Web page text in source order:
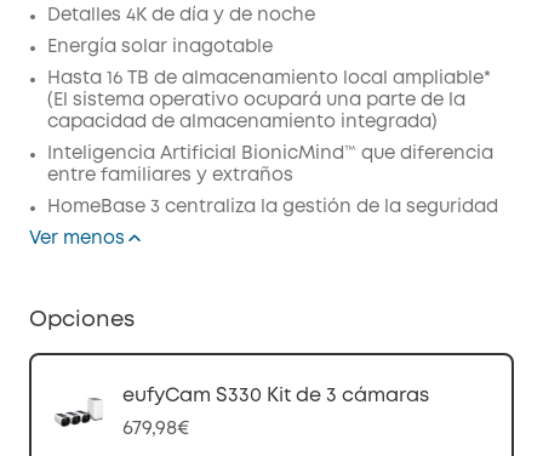
worth more than 22,75€
Detalles 4K de día y de noche
Energía solar inagotable
Hasta 16 TB de almacenamiento local ampliable*
(El sistema operativo ocupará una parte de la
capacidad de almacenamiento integrada)
Inteligencia Artificial BionicMind™ que diferencia
entre familiares y extraños
HomeBase 3 centraliza la gestión de la seguridad
Ver menos
Opciones
eufyCam S330 Kit de 3 cámaras
679,98€